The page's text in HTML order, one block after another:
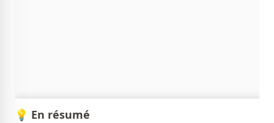
💡 En résumé